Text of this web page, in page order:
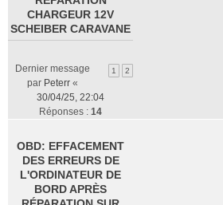
CHARGEUR 12V
SCHEIBER CARAVANE
1 2
Dernier message
par Peterr«
30/04/25, 22:04
Réponses : 14
OBD: EFFACEMENT
DES ERREURS DE
L'ORDINATEUR DE
BORD APRÈS